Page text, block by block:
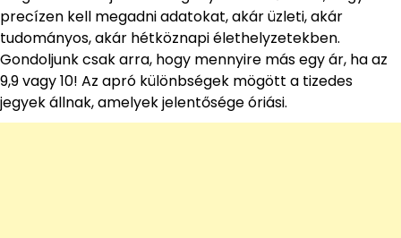
precízen kell megadni adatokat, akár üzleti, akár
tudományos, akár hétköznapi élethelyzetekben.
Gondoljunk csak arra, hogy mennyire más egy ár, ha az
9,9 vagy 10! Az apró különbségek mögött a tizedes
jegyek állnak, amelyek jelentősége óriási.